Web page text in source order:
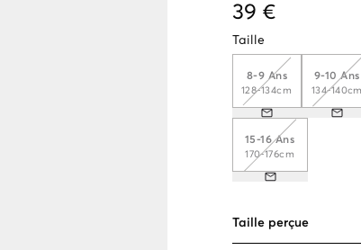
39 €
Taille
8-9 Ans
128-134cm
9-10 Ans
134-140cm
15-16 Ans
170-176cm
Taille perçue